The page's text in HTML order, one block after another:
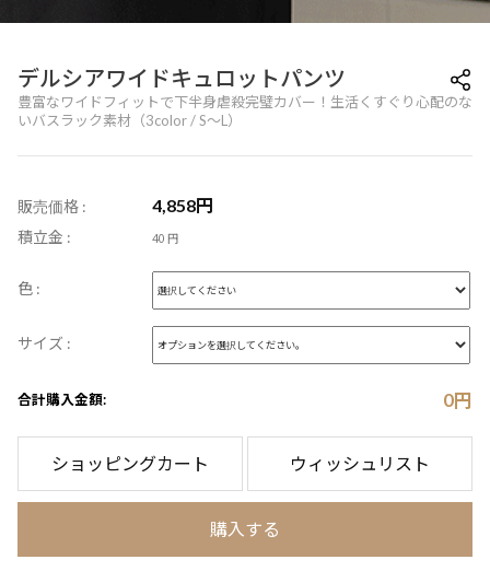
デルシアワイドキュロットパンツ
豊富なワイドフィットで下半身虐殺完璧カバー！生活くすぐり心配のな
いバスラック素材（3color / S～L）
販売価格 : 4,858円
積立金 : 40 円
色 :
サイズ :
合計購入金額: 0円
ショッピングカート ウィッシュリスト
購入する